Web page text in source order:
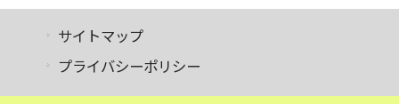
サイトマップ
プライバシーポリシー